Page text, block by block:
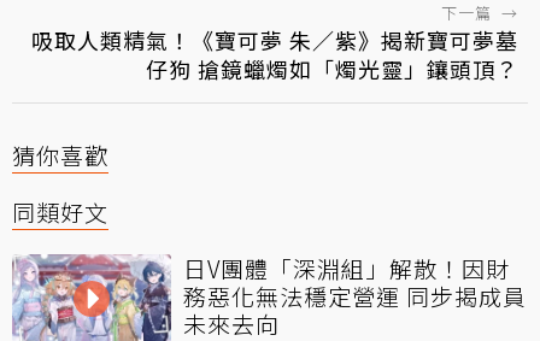
下一篇 →
吸取人類精氣！《寶可夢 朱／紫》揭新寶可夢墓
仔狗 搶鏡蠟燭如「燭光靈」鑲頭頂？
猜你喜歡
同類好文
日V團體「深淵組」解散！因財
務惡化無法穩定營運 同步揭成員
未來去向